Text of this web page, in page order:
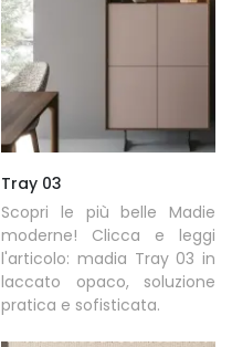
Tray 03
Scopri le più belle Madie
moderne! Clicca e leggi
l'articolo: madia Tray 03 in
laccato opaco, soluzione
pratica e sofisticata.